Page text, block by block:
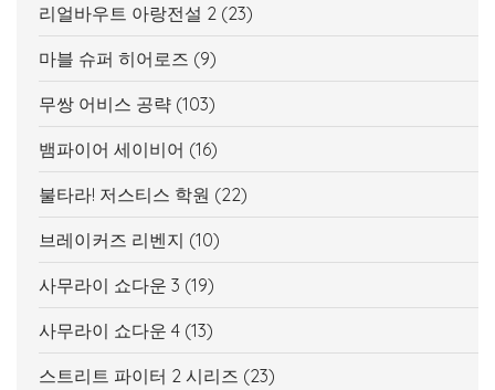
리얼바우트 아랑전설 2 (23)
마블 슈퍼 히어로즈 (9)
무쌍 어비스 공략 (103)
뱀파이어 세이비어 (16)
불타라! 저스티스 학원 (22)
브레이커즈 리벤지 (10)
사무라이 쇼다운 3 (19)
사무라이 쇼다운 4 (13)
스트리트 파이터 2 시리즈 (23)